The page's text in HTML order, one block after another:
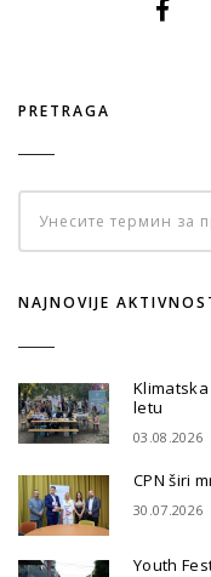
PRETRAGA
NAJNOVIJE
letu
03.08.2026
CPN širi
30.07.2026
Youth